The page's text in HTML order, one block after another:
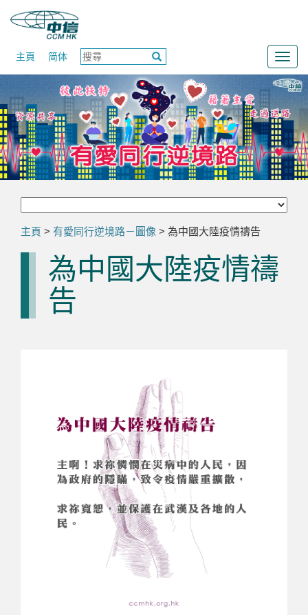
主頁 简体
主頁 > 有愛同行逆境路－圖像 > 為中國大陸疫情禱告
為中國大陸疫情禱
告